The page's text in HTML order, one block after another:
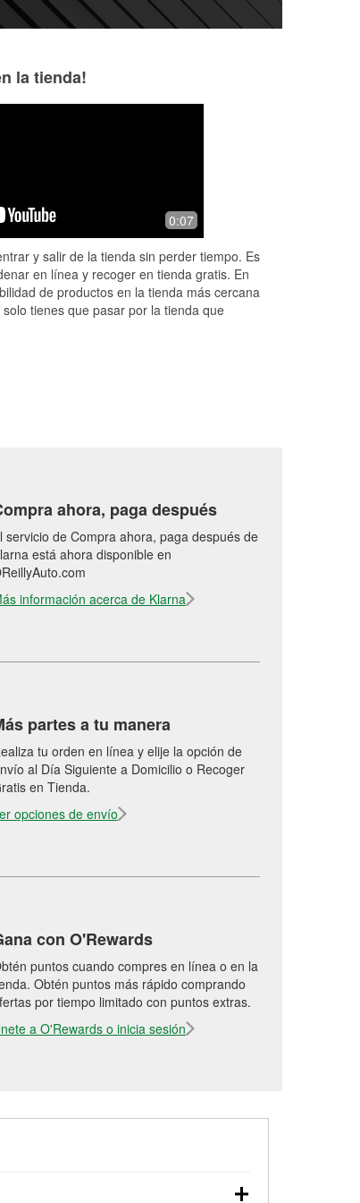
la tienda!
0:07
y salir de la tienda sin perder tiempo. Es
en línea y recoger en tienda gratis. En
de productos en la tienda más cercana
tienes que pasar por la tienda que
ahora, paga después
servicio de Compra ahora, paga después de
está ahora disponible en
información acerca de Klarna
partes a tu manera
tu orden en línea y elije la opción de
al Día Siguiente a Domicilio o Recoger
en Tienda.
opciones de envío
con O'Rewards
puntos cuando compres en línea o en la
Obtén puntos más rápido comprando
por tiempo limitado con puntos extras.
a O'Rewards o inicia sesión